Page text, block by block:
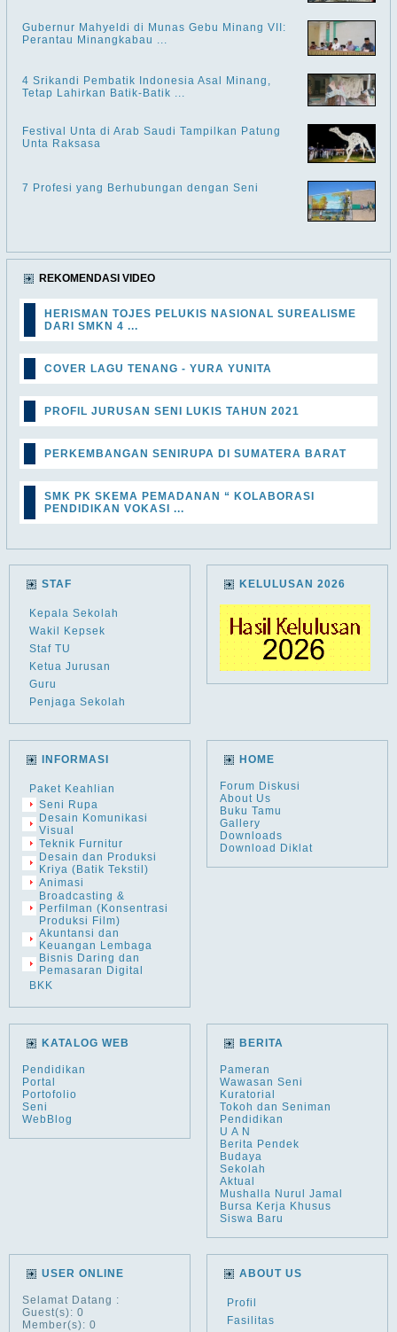
Gubernur Mahyeldi di Munas Gebu Minang VII:
Perantau Minangkabau ...
4 Srikandi Pembatik Indonesia Asal Minang,
Tetap Lahirkan Batik-Batik ...
Festival Unta di Arab Saudi Tampilkan Patung
Unta Raksasa
7 Profesi yang Berhubungan dengan Seni
REKOMENDASI VIDEO
HERISMAN TOJES PELUKIS NASIONAL SUREALISME
DARI SMKN 4 ...
COVER LAGU TENANG - YURA YUNITA
PROFIL JURUSAN SENI LUKIS TAHUN 2021
PERKEMBANGAN SENIRUPA DI SUMATERA BARAT
SMK PK SKEMA PEMADANAN “ KOLABORASI
PENDIDIKAN VOKASI ...
STAF
Kepala Sekolah
Wakil Kepsek
Staf TU
Ketua Jurusan
Guru
Penjaga Sekolah
KELULUSAN 2026
INFORMASI
Paket Keahlian
Seni Rupa
Desain Komunikasi
Visual
Teknik Furnitur
Desain dan Produksi
Kriya (Batik Tekstil)
Animasi
Broadcasting &
Perfilman (Konsentrasi
Produksi Film)
Akuntansi dan
Keuangan Lembaga
Bisnis Daring dan
Pemasaran Digital
BKK
HOME
Forum Diskusi
About Us
Buku Tamu
Gallery
Downloads
Download Diklat
KATALOG WEB
Pendidikan
Portal
Portofolio
Seni
WebBlog
BERITA
Pameran
Wawasan Seni
Kuratorial
Tokoh dan Seniman
Pendidikan
U A N
Berita Pendek
Budaya
Sekolah
Aktual
Mushalla Nurul Jamal
Bursa Kerja Khusus
Siswa Baru
USER ONLINE
Selamat Datang :
Guest(s): 0
Member(s): 0
ABOUT US
Profil
Fasilitas